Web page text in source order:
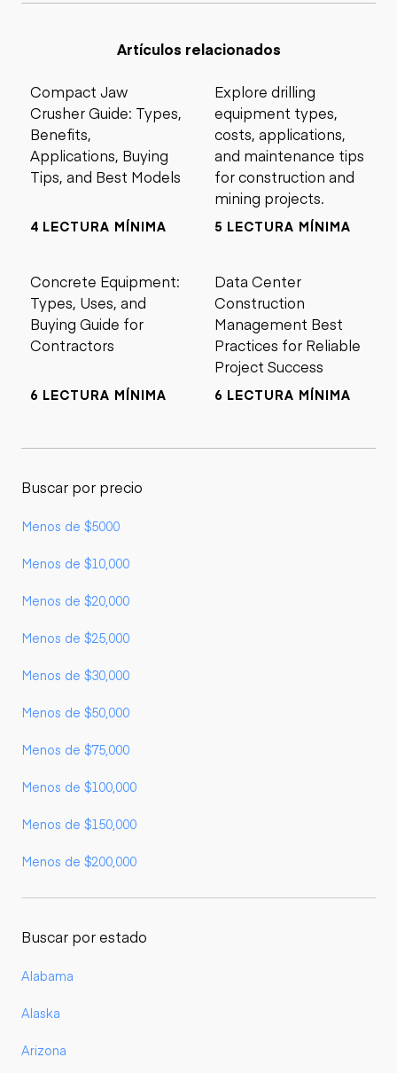
Artículos relacionados
Compact Jaw
Crusher Guide: Types,
Benefits,
Applications, Buying
Tips, and Best Models
4 LECTURA MÍNIMA
Explore drilling
equipment types,
costs, applications,
and maintenance tips
for construction and
mining projects.
5 LECTURA MÍNIMA
Concrete Equipment:
Types, Uses, and
Buying Guide for
Contractors
6 LECTURA MÍNIMA
Data Center
Construction
Management Best
Practices for Reliable
Project Success
6 LECTURA MÍNIMA
Buscar por precio
Menos de $5000
Menos de $10,000
Menos de $20,000
Menos de $25,000
Menos de $30,000
Menos de $50,000
Menos de $75,000
Menos de $100,000
Menos de $150,000
Menos de $200,000
Buscar por estado
Alabama
Alaska
Arizona